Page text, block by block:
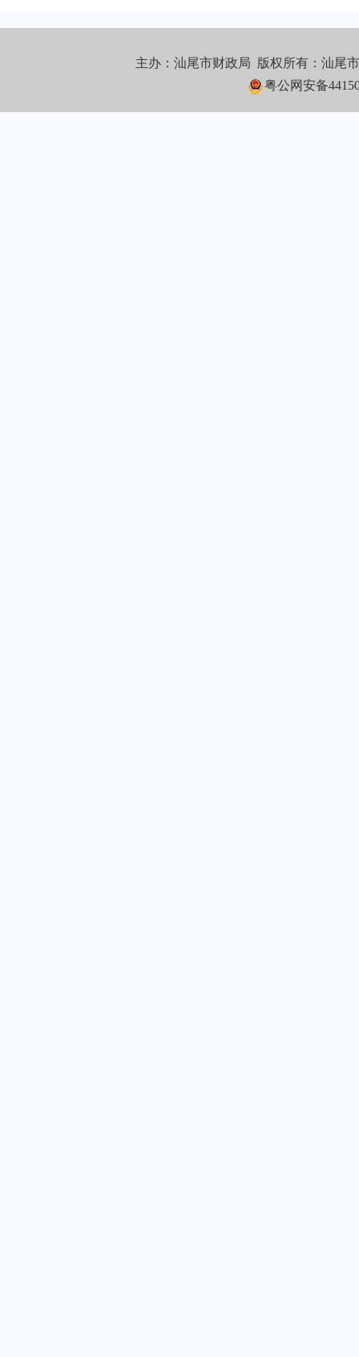
主办：汕尾市财政局 版权所有：汕尾
粤公网安备